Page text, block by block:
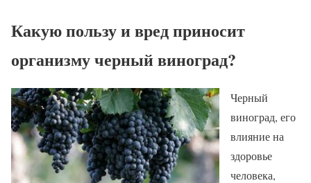
Какую пользу и вред приносит
организму черный виноград?
Черный
виноград, его
влияние на
здоровье
человека,